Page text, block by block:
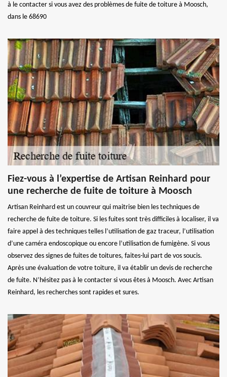
à le contacter si vous avez des problèmes de fuite de toiture à Moosch,
dans le 68690
Fiez-vous à l’expertise de Artisan Reinhard pour
une recherche de fuite de toiture à Moosch
Artisan Reinhard est un couvreur qui maitrise bien les techniques de
recherche de fuite de toiture. Si les fuites sont très difficiles à localiser, il va
faire appel à des techniques telles l’utilisation de gaz traceur, l’utilisation
d’une caméra endoscopique ou encore l’utilisation de fumigène. Si vous
observez des signes de fuites de toitures, faites-lui part de vos soucis.
Après une évaluation de votre toiture, il va établir un devis de recherche
de fuite. N’hésitez pas à le contacter si vous êtes à Moosch. Avec Artisan
Reinhard, les recherches sont rapides et sures.